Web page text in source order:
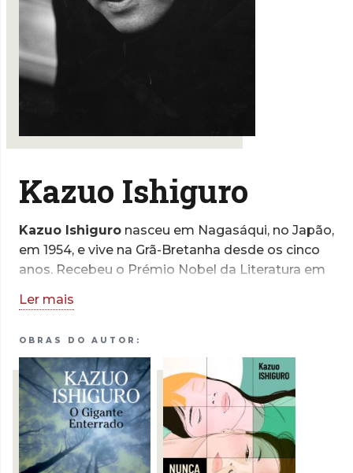
Kazuo Ishiguro
Kazuo Ishiguro nasceu em Nagasáqui, no Japão,
em 1954, e vive na Grã-Bretanha desde os cinco
anos. Recebeu o Prémio Nobel da Literatura em
cinquenta línguas. Entre as outras distinções que
grau de Oficial da Ordem do Império Britânico e
a condecoração francesa como Cavaleiro da
Ordem das Artes e Letras.
Kazuo Ishiguro dedica-se ainda
esporadicamente à escrita de argumentos para
cinema. O argumento que escreveu para o filme
Living valeu-lhe, em 2023, nomeações para os
Ler mais
OBRAS DO AUTOR: